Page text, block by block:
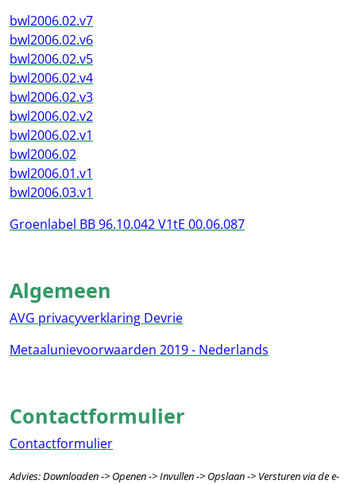
bwl2006.02.v7
bwl2006.02.v6
bwl2006.02.v5
bwl2006.02.v4
bwl2006.02.v3
bwl2006.02.v2
bwl2006.02.v1
bwl2006.02
bwl2006.01.v1
bwl2006.03.v1
Groenlabel BB 96.10.042 V1tE 00.06.087
Algemeen
AVG privacyverklaring Devrie
Metaalunievoorwaarden 2019 - Nederlands
Contactformulier
Contactformulier
Advies: Downloaden -> Openen -> Invullen -> Opslaan -> Versturen via de e-